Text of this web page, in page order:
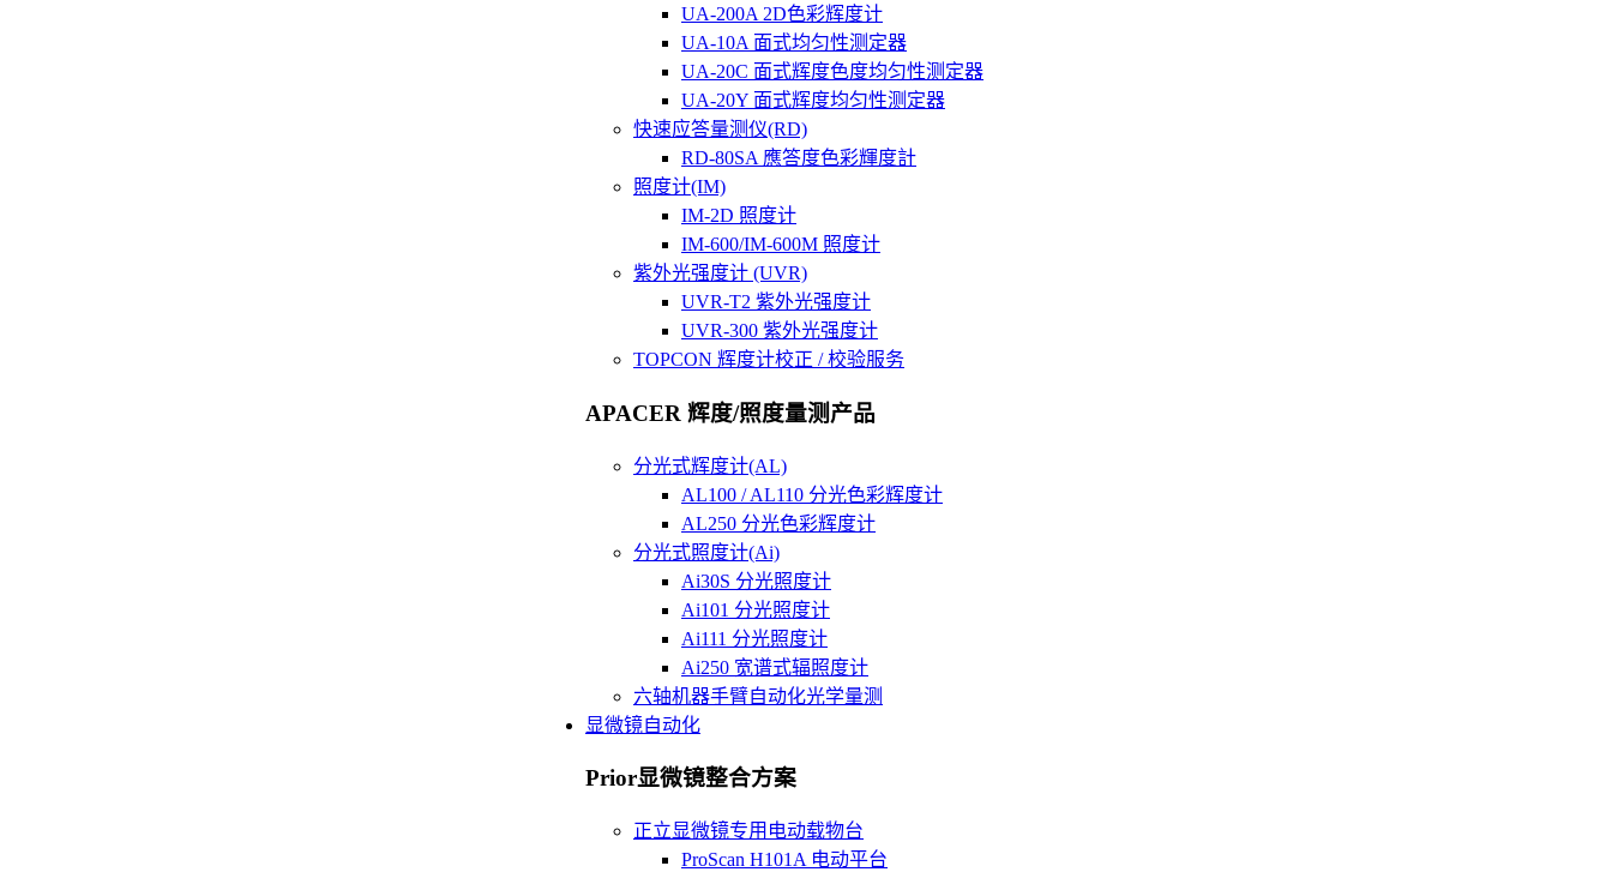
UA-200A 2D色彩辉度计
UA-10A 面式均匀性测定器
UA-20C 面式辉度色度均匀性测定器
UA-20Y 面式辉度均匀性测定器
快速应答量测仪(RD)
RD-80SA 應答度色彩輝度計
照度计(IM)
IM-2D 照度计
IM-600/IM-600M 照度计
紫外光强度计 (UVR)
UVR-T2 紫外光强度计
UVR-300 紫外光强度计
TOPCON 辉度计校正 / 校验服务
APACER 辉度/照度量测产品
分光式辉度计(AL)
AL100 / AL110 分光色彩辉度计
AL250 分光色彩辉度计
分光式照度计(Ai)
Ai30S 分光照度计
Ai101 分光照度计
Ai111 分光照度计
Ai250 宽谱式辐照度计
六轴机器手臂自动化光学量测
显微镜自动化
Prior显微镜整合方案
正立显微镜专用电动载物台
ProScan H101A 电动平台